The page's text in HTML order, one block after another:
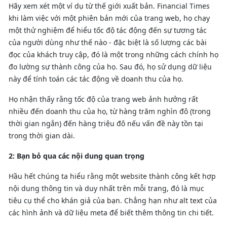
Hãy xem xét một ví dụ từ thế giới xuất bản. Financial Times
khi làm việc với một phiên bản mới của trang web, họ chạy
một thử nghiệm để hiểu tốc độ tác động đến sự tương tác
của người dùng như thế nào - đặc biệt là số lượng các bài
đọc của khách truy cập, đó là một trong những cách chính họ
đo lường sự thành công của họ. Sau đó, họ sử dụng dữ liệu
này để tính toán các tác động về doanh thu của họ.
Họ nhận thấy rằng tốc độ của trang web ảnh hưởng rất
nhiều đến doanh thu của họ, từ hàng trăm nghìn đô (trong
thời gian ngắn) đến hàng triệu đô nếu vấn đề này tồn tại
trong thời gian dài.
2: Bạn bỏ qua các nội dung quan trọng
Hầu hết chúng ta hiểu rằng một website thành công kết hợp
nội dung thông tin và duy nhất trên mỗi trang, đó là mục
tiêu cụ thể cho khán giả của bạn. Chẳng hạn như alt text của
các hình ảnh và dữ liệu meta để biết thêm thông tin chi tiết.